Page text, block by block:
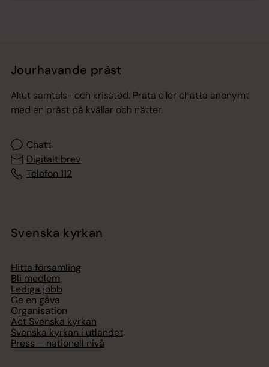
Jourhavande präst
Akut samtals- och krisstöd. Prata eller chatta anonymt
med en präst på kvällar och nätter.
Chatt
Digitalt brev
Telefon 112
Svenska kyrkan
Hitta församling
Bli medlem
Lediga jobb
Ge en gåva
Organisation
Act Svenska kyrkan
Svenska kyrkan i utlandet
Press – nationell nivå